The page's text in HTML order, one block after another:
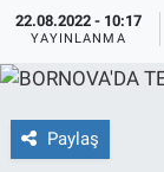
22.08.2022 - 10:17
YAYINLANMA
Paylaş
Künye
Son
Haber